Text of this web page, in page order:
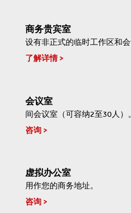
商务贵宾室
设有非正式的临时工作区和会
了解详情
会议室
间会议室（可容纳2至30人）。
咨询
虚拟办公室
用作您的商务地址。
咨询